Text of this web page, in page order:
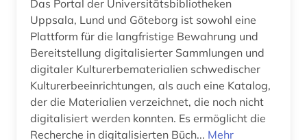
geographische daten (1)
georg thomas von (1)
geowissenschaften (2)
germanen (2)
germanische altertumskunde (2)
Das Portal der Universitätsbibliotheken
Uppsala, Lund und Göteborg ist sowohl eine
Plattform für die langfristige Bewahrung und
Bereitstellung digitalisierter Sammlungen und
digitaler Kulturerbematerialien schwedischer
Kulturerbeeinrichtungen, als auch eine Katalog,
der die Materialien verzeichnet, die noch nicht
digitalisiert werden konnten. Es ermöglicht die
Recherche in digitalisierten Büch... Mehr